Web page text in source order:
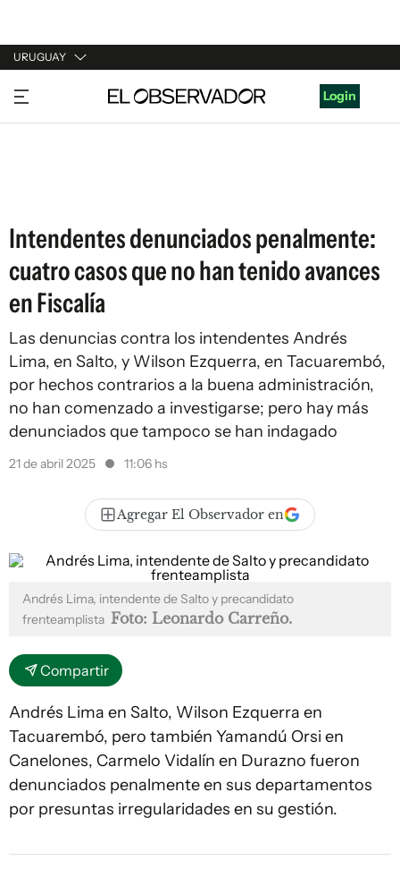
URUGUAY
URUGUAY
ARGENTINA
Login
Intendentes denunciados penalmente:
cuatro casos que no han tenido avances
en Fiscalía
Las denuncias contra los intendentes Andrés
Lima, en Salto, y Wilson Ezquerra, en Tacuarembó,
por hechos contrarios a la buena administración,
no han comenzado a investigarse; pero hay más
denunciados que tampoco se han indagado
21 de abril 2025 11:06 hs
Agregar El Observador en
Andrés Lima, intendente de Salto y precandidato
frenteamplista Foto: Leonardo Carreño.
Compartir
Andrés Lima en Salto, Wilson Ezquerra en
Tacuarembó, pero también Yamandú Orsi en
Canelones, Carmelo Vidalín en Durazno fueron
denunciados penalmente en sus departamentos
por presuntas irregularidades en su gestión.